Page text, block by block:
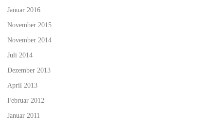
Januar 2016
November 2015
November 2014
Juli 2014
Dezember 2013
April 2013
Februar 2012
Januar 2011